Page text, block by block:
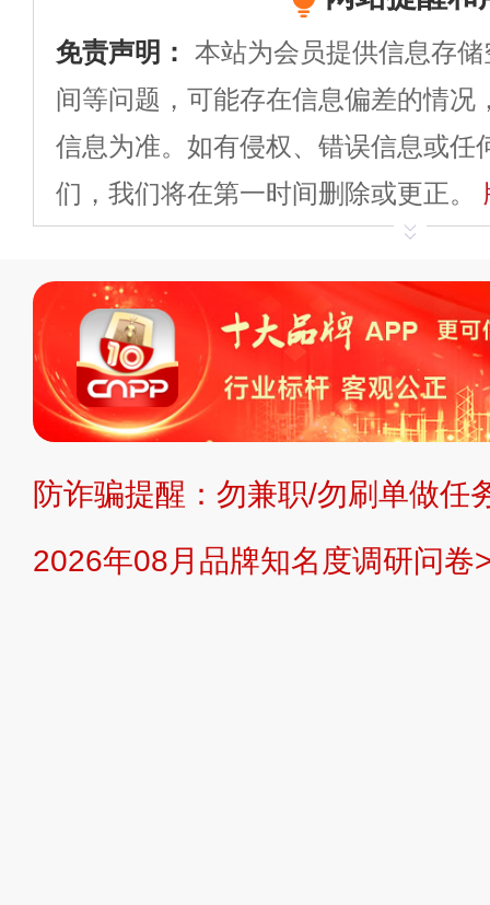
免责声明： 本站为会员提供信息存
间等问题，可能存在信息偏差的情况
信息为准。如有侵权、错误信息或任
们，我们将在第一时间删除或更正。
平台自有内容（文字
标、LOGO 等）知识产权归本站所
复制、转载、商用。本站不生产产
不代理、不招商、不提供中介服务。
持投资购买的观点或意见，页面信息
提交说明： 快速提交发布>> 提交品
防诈骗提醒：勿兼职/勿刷单做任
2026年08月品牌知名度调研问卷